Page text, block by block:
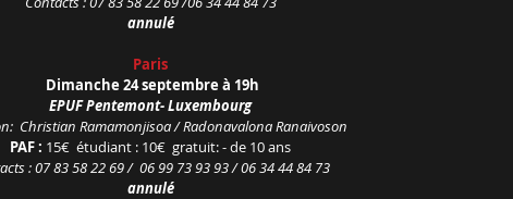
annulé
Paris
Dimanche 24 septembre à 19h
EPUF Pentemont- Luxembourg
Christian Ramamonjisoa / Radonavalona Ranaivoson
PAF : 15€  étudiant : 10€  gratuit: - de 10 ans
: 07 83 58 22 69 /  06 99 73 93 93 / 06 34 44 84 73
annulé